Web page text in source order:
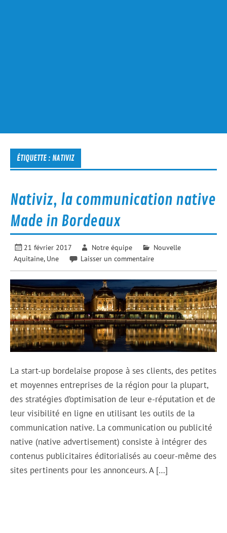
ÉTIQUETTE : NATIVIZ
Nativiz, la communication native
Made in Bordeaux
21 février 2017 Notre équipe
Nouvelle
Aquitaine, Une Laisser un commentaire
La start-up bordelaise propose à ses clients, des petites
et moyennes entreprises de la région pour la plupart,
des stratégies d’optimisation de leur e-réputation et de
leur visibilité en ligne en utilisant les outils de la
communication native. La communication ou publicité
native (native advertisement) consiste à intégrer des
contenus publicitaires éditorialisés au coeur-même des
sites pertinents pour les annonceurs. A […]